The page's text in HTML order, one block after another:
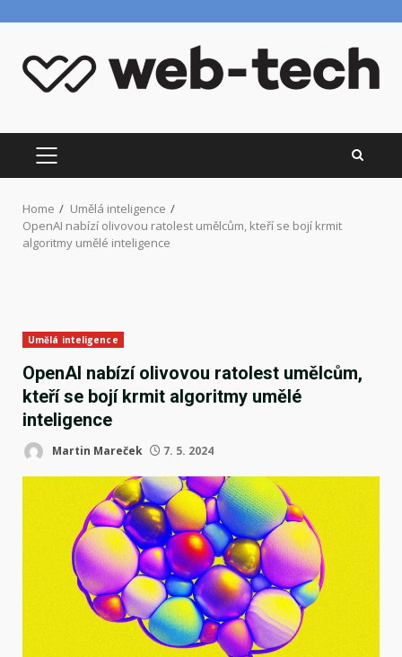
content
PRIMARY
MENU
Home
Umělá inteligence
OpenAI nabízí olivovou ratolest umělcům, kteří se bojí krmit
algoritmy umělé inteligence
Umělá inteligence
OpenAI nabízí olivovou ratolest umělcům,
kteří se bojí krmit algoritmy umělé
inteligence
Martin Mareček 7. 5. 2024